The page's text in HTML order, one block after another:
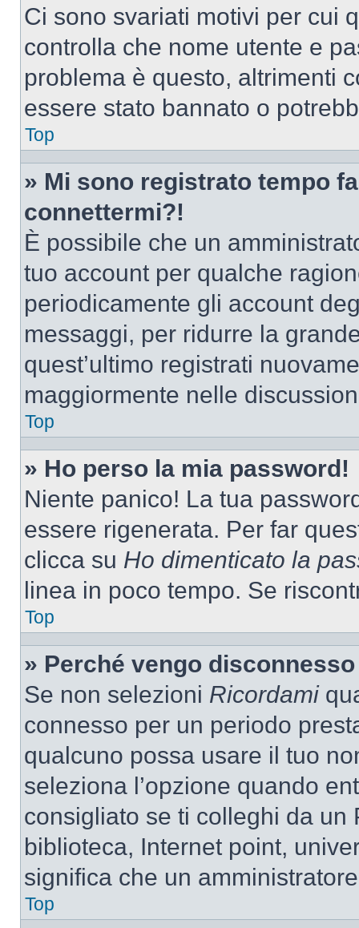
Ci sono svariati motivi per cui
controlla che nome utente e
problema è questo, altrimenti
essere stato bannato o
Top
» Mi sono registrato tempo
connettermi?!
È possibile che un
tuo account per qualche
periodicamente gli account
messaggi, per ridurre la
quest’ultimo registrati
maggiormente nelle
Top
» Ho perso la mia password!
Niente panico! La tua
essere rigenerata. Per far
clicca su Ho dimenticato la
linea in poco tempo. Se
Top
» Perché vengo
Se non selezioni Ricordami
connesso per un periodo
qualcuno possa usare il tuo
seleziona l’opzione quando
consigliato se ti colleghi da un
biblioteca, Internet point,
significa che un
Top